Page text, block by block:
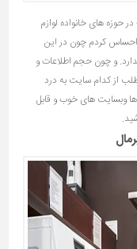
با 5 و.بسایت خوب در حوزه های خانواده لوازم
احساس کردم چون در این
و چون حجم اطلاعات و
از کدام سایت به درد
وبسایت های خوب و قابل